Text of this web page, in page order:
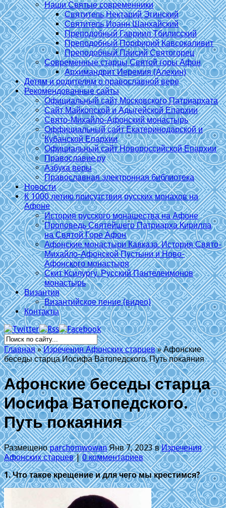
Наши Святые современники
Святитель Нектарий Эгинский
Святитель Иоанн Шанхайский
Преподобный Гавриил Тбилисский
Преподобный Порфирий Кавсокаливит
Преподобный Паисий Святогорец
Современные старцы Святой горы Афон
Архимандрит Иеремия (Алехин)
Детям и родителям о православной вере
Рекомендованные сайты
Официальный сайт Московского Патриархата
Сайт Майкопской и Адыгейской Епархии
Свято-Михайло-Афонский монастырь
Оффициальный сайт Екатеринодарской и
Кубанской Епархии
Официальный сайт Новороссийской Епархии
Православие.ру
Азбука веры
Православная электронная библиотека
Новости
К 1000 летию присутствия русских монахов на
Афоне
История русского монашества на Афоне
Проповедь Святейшего Патриарха Кирилла
на Святой Горе Афон
Афонские монастыри Кавказа. История Свято-
Михайло-Афонской Пустыни и Ново-
Афонского монастыря
Скит Ксилургу. Русский Пантелеимонов
монастырь
Византия
Византийское пение (видео)
Контакты
Главная » Изречения Афонских старцев »Афонские
беседы старца Иосифа Ватопедского. Путь покаяния
Афонские беседы старца
Иосифа Ватопедского.
Путь покаяния
РазмещеноparchomwowanЯнв 7, 2023 вИзречения
Афонских старцев|0 комментариев
1. Что такое крещение и для чего мы крестимся?